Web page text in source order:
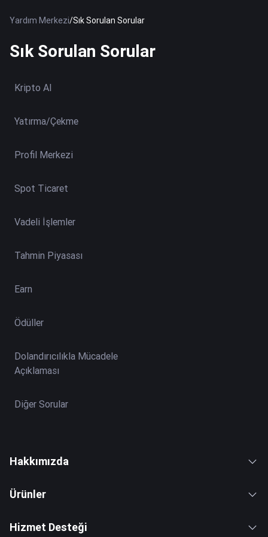
Yardım Merkezi/Sık Sorulan Sorular
Sık Sorulan Sorular
Kripto Al
Yatırma/Çekme
Profil Merkezi
Spot Ticaret
Vadeli İşlemler
Tahmin Piyasası
Earn
Ödüller
Dolandırıcılıkla Mücadele
Açıklaması
Diğer Sorular
Hakkımızda
Ürünler
Hizmet Desteği